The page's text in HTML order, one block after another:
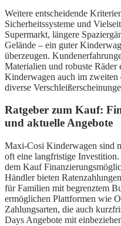
Weitere entscheidende
Sicherheitssysteme und
Supermarkt, längere
Gelände – ein guter
überzeugen.
Materialien und robuste
Kinderwagen auch im zweiten
diverse
Ratgeber zum Kauf:
und aktuelle Angebote
Maxi-Cosi Kinderwagen sind
oft eine langfristige
dem Kauf
Händler bieten
für Familien mit begrenztem
ermöglichen Plattformen wie
Zahlungsarten, die auch
Days Angebote mit